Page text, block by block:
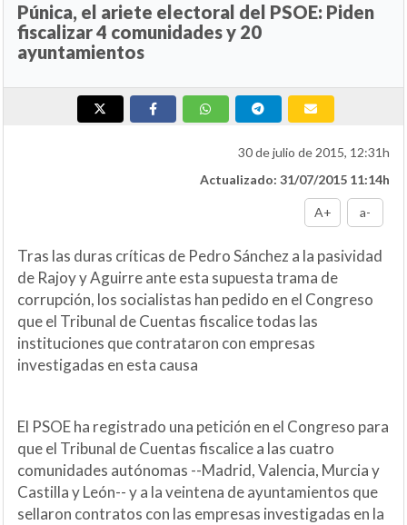
Púnica, el ariete electoral del PSOE: Piden
fiscalizar 4 comunidades y 20
ayuntamientos
30 de julio de 2015, 12:31h
Actualizado: 31/07/2015 11:14h
A+ a-
Tras las duras críticas de Pedro Sánchez a la pasividad
de Rajoy y Aguirre ante esta supuesta trama de
corrupción, los socialistas han pedido en el Congreso
que el Tribunal de Cuentas fiscalice todas las
instituciones que contrataron con empresas
investigadas en esta causa
El PSOE ha registrado una petición en el Congreso para
que el Tribunal de Cuentas fiscalice a las cuatro
comunidades autónomas --Madrid, Valencia, Murcia y
Castilla y León-- y a la veintena de ayuntamientos que
sellaron contratos con las empresas investigadas en la